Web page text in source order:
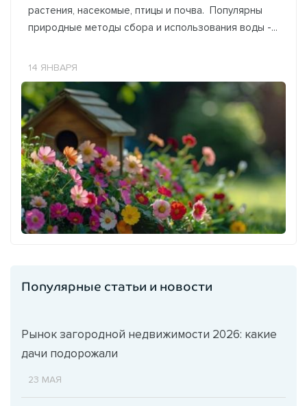
растения, насекомые, птицы и почва. Популярны
природные методы сбора и использования воды -...
14 ЯНВАРЯ
Популярные статьи и новости
Рынок загородной недвижимости 2026: какие
дачи подорожали
23 МАЯ